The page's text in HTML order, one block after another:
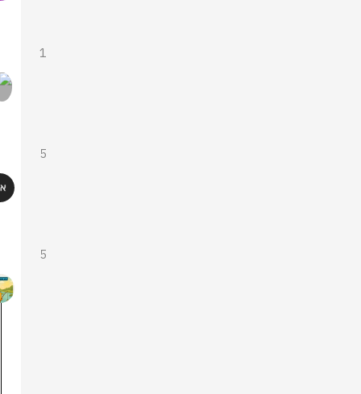
1
5
5